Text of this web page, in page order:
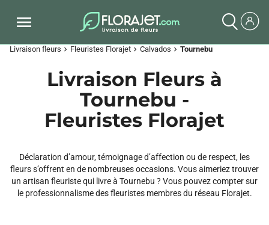
Livraison fleurs chevron_right Fleuristes Florajet chevron_right Calvados chevron_right Tournebu
Livraison Fleurs à
Tournebu -
Fleuristes Florajet
Déclaration d’amour, témoignage d’affection ou de respect, les
fleurs s’offrent en de nombreuses occasions. Vous aimeriez trouver
un artisan fleuriste qui livre à Tournebu ? Vous pouvez compter sur
le professionnalisme des fleuristes membres du réseau Florajet.